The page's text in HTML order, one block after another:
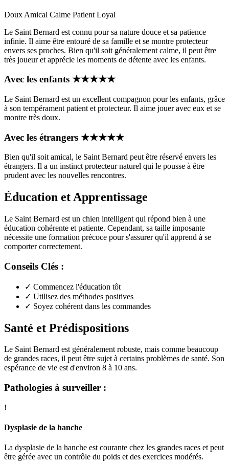
Doux Amical Calme Patient Loyal
Le Saint Bernard est connu pour sa nature douce et sa patience
infinie. Il aime être entouré de sa famille et se montre protecteur
envers ses proches. Bien qu'il soit généralement calme, il peut être
très joueur et apprécie les moments de détente avec les enfants.
Avec les enfants ★★★★★
Le Saint Bernard est un excellent compagnon pour les enfants, grâce
à son tempérament patient et protecteur. Il aime jouer avec eux et se
montre très doux.
Avec les étrangers ★★★★★
Bien qu'il soit amical, le Saint Bernard peut être réservé envers les
étrangers. Il a un instinct protecteur naturel qui le pousse à être
prudent avec les nouvelles rencontres.
Éducation et Apprentissage
Le Saint Bernard est un chien intelligent qui répond bien à une
éducation cohérente et patiente. Cependant, sa taille imposante
nécessite une formation précoce pour s'assurer qu'il apprend à se
comporter correctement.
Conseils Clés :
✓ Commencez l'éducation tôt
✓ Utilisez des méthodes positives
✓ Soyez cohérent dans les commandes
Santé et Prédispositions
Le Saint Bernard est généralement robuste, mais comme beaucoup
de grandes races, il peut être sujet à certains problèmes de santé. Son
espérance de vie est d'environ 8 à 10 ans.
Pathologies à surveiller :
!
Dysplasie de la hanche
La dysplasie de la hanche est courante chez les grandes races et peut
être gérée avec un contrôle du poids et des exercices modérés.